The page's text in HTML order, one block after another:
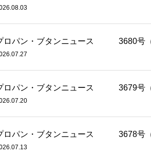
ロパン・ブタンニュース 3680号（
ロパン・ブタンニュース 3679号（
ロパン・ブタンニュース 3678号（